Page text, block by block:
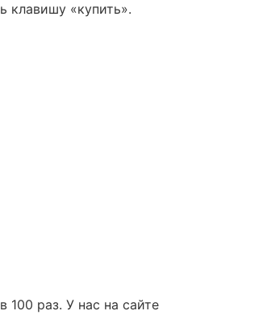
клавишу «купить».
раз. У нас на сайте